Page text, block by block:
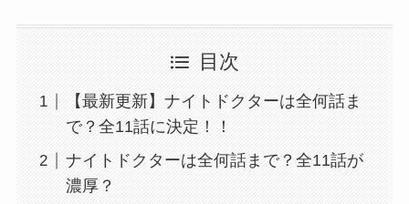
目次
【最新更新】ナイトドクターは全何話ま
で？全11話に決定！！
ナイトドクターは全何話まで？全11話が
濃厚？